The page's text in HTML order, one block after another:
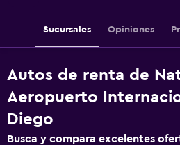
Sucursales Opiniones
Autos de renta de
Aeropuerto
Diego
Busca y compara excelentes